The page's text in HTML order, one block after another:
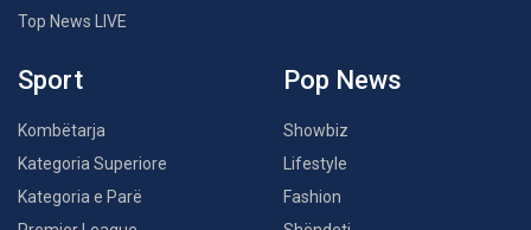
Top News LIVE
Sport
Kombëtarja
Kategoria Superiore
Kategoria e Parë
Pop News
Showbiz
Lifestyle
Fashion